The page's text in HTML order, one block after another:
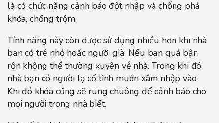
là có chức năng cảnh báo đột nhập và chống phá
khóa, chống trộm.
Tính năng này còn được sử dụng nhiều hơn khi nhà
bạn có trẻ nhỏ hoặc người già. Nếu bạn quá bận
rộn không thể thường xuyên về nhà. Trong khi đó
nhà bạn có người lạ cố tình muốn xâm nhập vào.
Khi đó khóa cũng sẽ rung chuông để cảnh báo cho
mọi người trong nhà biết.